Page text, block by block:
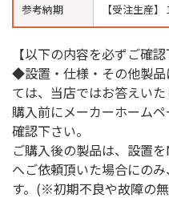
参考納期 【受注生産
【以下の内容を必ずご確認
◆設置・仕様・その他製品
ては、当店ではお答えい
購入前にメーカーホーム
確認下さい。
ご購入後の製品は、設置
へご依頼頂いた場合にの
す。(※初期不良や故障の